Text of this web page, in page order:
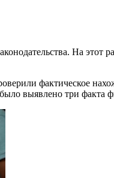
На этот
фактическое
выявлено три факта